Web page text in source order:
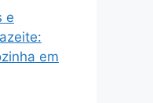
e
em